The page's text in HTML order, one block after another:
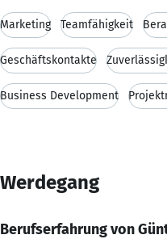
Marketing Teamfähigkeit
Geschäftskontakte
Business Development
Werdegang
Berufserfahrung von